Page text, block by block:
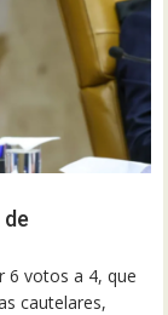
6 votos a 4, que
cautelares,